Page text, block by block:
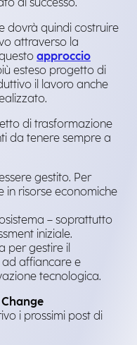
di successo.
dovrà quindi costruire
attraverso la
approccio
esteso progetto di
il lavoro anche
di trasformazione
da tenere sempre a
gestito. Per
in risorse economiche
– soprattutto
iniziale.
per gestire il
affiancare e
tecnologica.
Change
i prossimi post di